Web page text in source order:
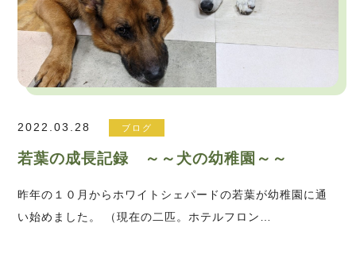
2022.03.28 ブログ
若葉の成長記録 ～～犬の幼稚園～～
昨年の１０月からホワイトシェパードの若葉が幼稚園に通
い始めました。 （現在の二匹。ホテルフロン…